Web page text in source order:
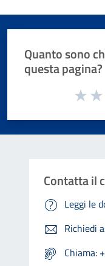
Quanto sono
questa pagina?
Valuta da 1 a 5 stelle
Contatta il
Leggi le
Richiedi
Chiama: